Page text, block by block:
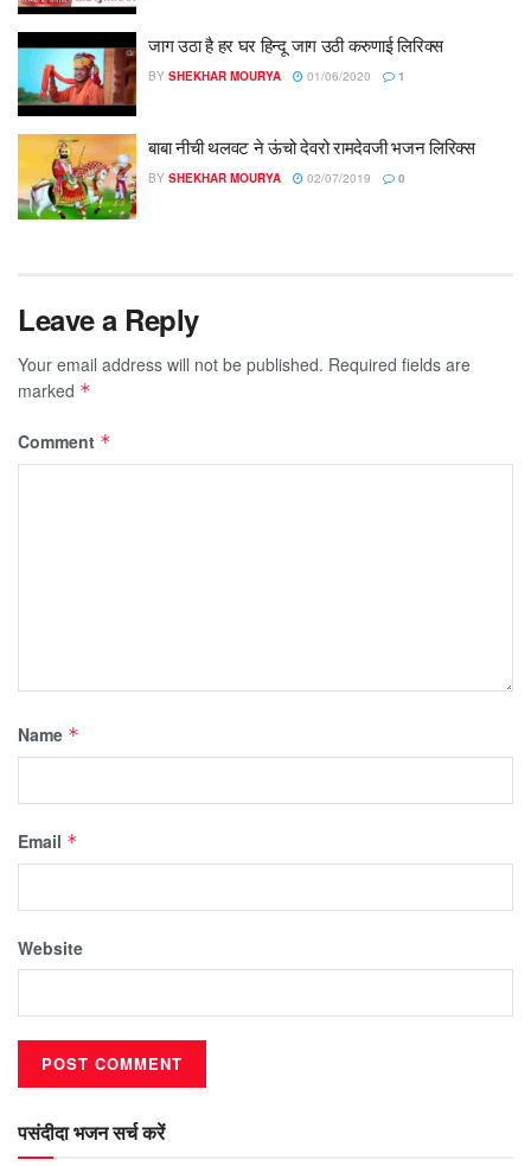
जाग उठा है हर घर हिन्दू जाग उठी करुणाई लिरिक्स
BY SHEKHAR MOURYA 01/06/2020 1
बाबा नीची थलवट ने ऊंचो देवरो रामदेवजी भजन लिरिक्स
BY SHEKHAR MOURYA 02/07/2019 0
Leave a Reply
Your email address will not be published. Required fields are
marked *
Comment *
Name *
Email *
Website
पसंदीदा भजन सर्च करें